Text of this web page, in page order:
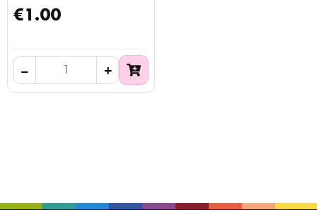
€1.00